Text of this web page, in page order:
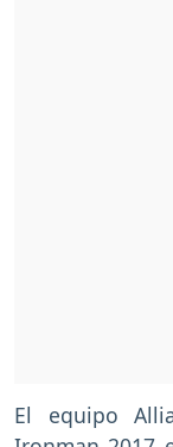
El equipo